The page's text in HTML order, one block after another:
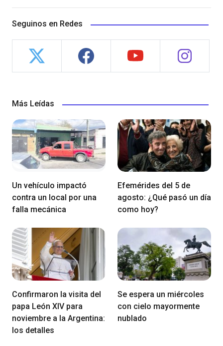
Seguinos en Redes
Más Leídas
Un vehículo impactó
contra un local por una
falla mecánica
Efemérides del 5 de
agosto: ¿Qué pasó un día
como hoy?
Confirmaron la visita del
papa León XIV para
noviembre a la Argentina:
los detalles
Se espera un miércoles
con cielo mayormente
nublado